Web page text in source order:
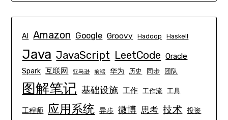
AI Amazon Google Groovy Hadoop Haskell
Java JavaScript LeetCode Oracle
Spark 互联网 亚马逊 前端 华为 历史 同步 团队
图解笔记 基础设施 工作 工作流 工具
工程师 应用系统 异步 微博 思考 技术 投资